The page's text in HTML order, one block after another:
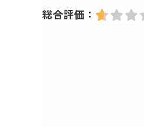
総合評価：